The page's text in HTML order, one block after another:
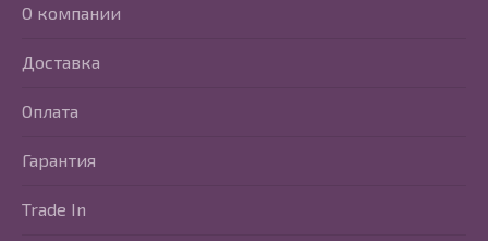
О компании
Доставка
Оплата
Гарантия
Trade In